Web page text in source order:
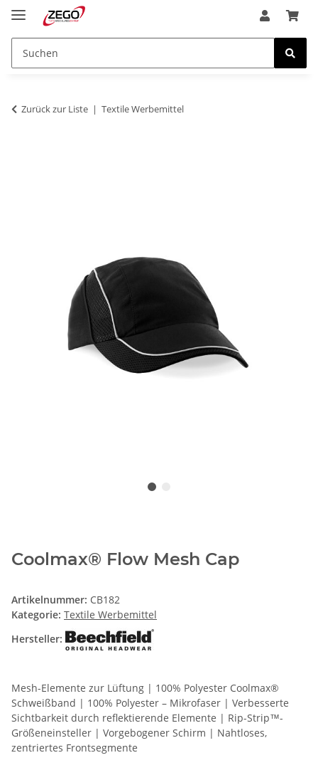
Zurück zur Liste Textile Werbemittel
Coolmax® Flow Mesh Cap
Artikelnummer: CB182
Kategorie: Textile Werbemittel
Hersteller:
Mesh-Elemente zur Lüftung | 100% Polyester Coolmax®
Schweißband | 100% Polyester – Mikrofaser | Verbesserte
Sichtbarkeit durch reflektierende Elemente | Rip-Strip™-
Größeneinsteller | Vorgebogener Schirm | Nahtloses,
zentriertes Frontsegmente